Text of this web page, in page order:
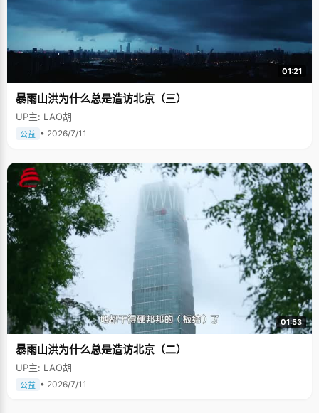
01:21
暴雨山洪为什么总是造访北京（三）
UP主: LAO胡
公益 • 2026/7/11
01:53
暴雨山洪为什么总是造访北京（二）
UP主: LAO胡
公益 • 2026/7/11